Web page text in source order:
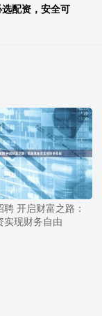
配资，安全可
开启财富之路：
实现财务自由